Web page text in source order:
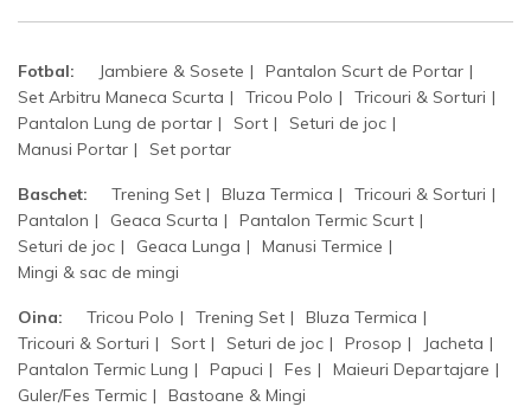
Fotbal: Jambiere & Sosete
Pantalon Scurt de Portar
Set Arbitru Maneca Scurta
Tricou Polo
Tricouri & Sorturi
Pantalon Lung de portar
Sort
Seturi de joc
Manusi Portar
Set portar
Baschet: Trening Set Bluza Termica
Tricouri & Sorturi
Pantalon
Geaca Scurta
Pantalon Termic Scurt
Seturi de joc
Geaca Lunga
Manusi Termice
Mingi & sac de mingi
Oina: Tricou Polo Trening Set
Bluza Termica
Tricouri & Sorturi
Sort Seturi de joc Prosop
Jacheta
Pantalon Termic Lung
Papuci Fes
Maieuri Departajare
Guler/Fes Termic
Bastoane & Mingi